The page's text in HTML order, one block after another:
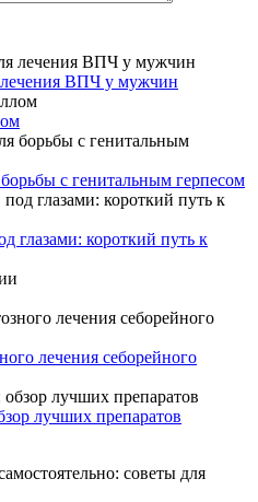
ВПЧ у мужчин
с генитальным герпесом
глазами: короткий путь к
лечения себорейного
лучших препаратов